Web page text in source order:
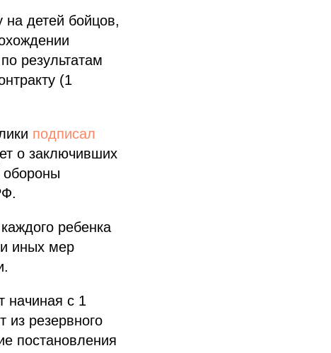
детей бойцов,
результатам
(1
подписал
о заключивших
обороны
ребенка
иных мер
начиная с 1
из резервного
постановления